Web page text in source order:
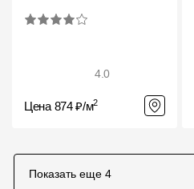
4.0
Цена 874 ₽/м2
Показать еще 4